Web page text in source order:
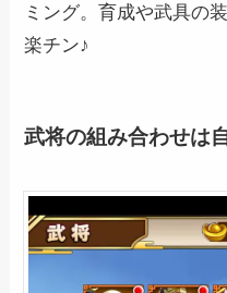
ミング。育成や武具の
楽チン♪
武将の組み合わせは